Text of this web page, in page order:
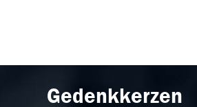
Gedenkkerzen